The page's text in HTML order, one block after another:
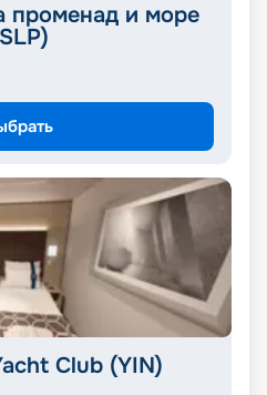
променад и море
Club (YIN)